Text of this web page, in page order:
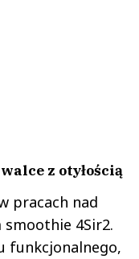
z otyłością
pracach nad
4Sir2.
funkcjonalnego,